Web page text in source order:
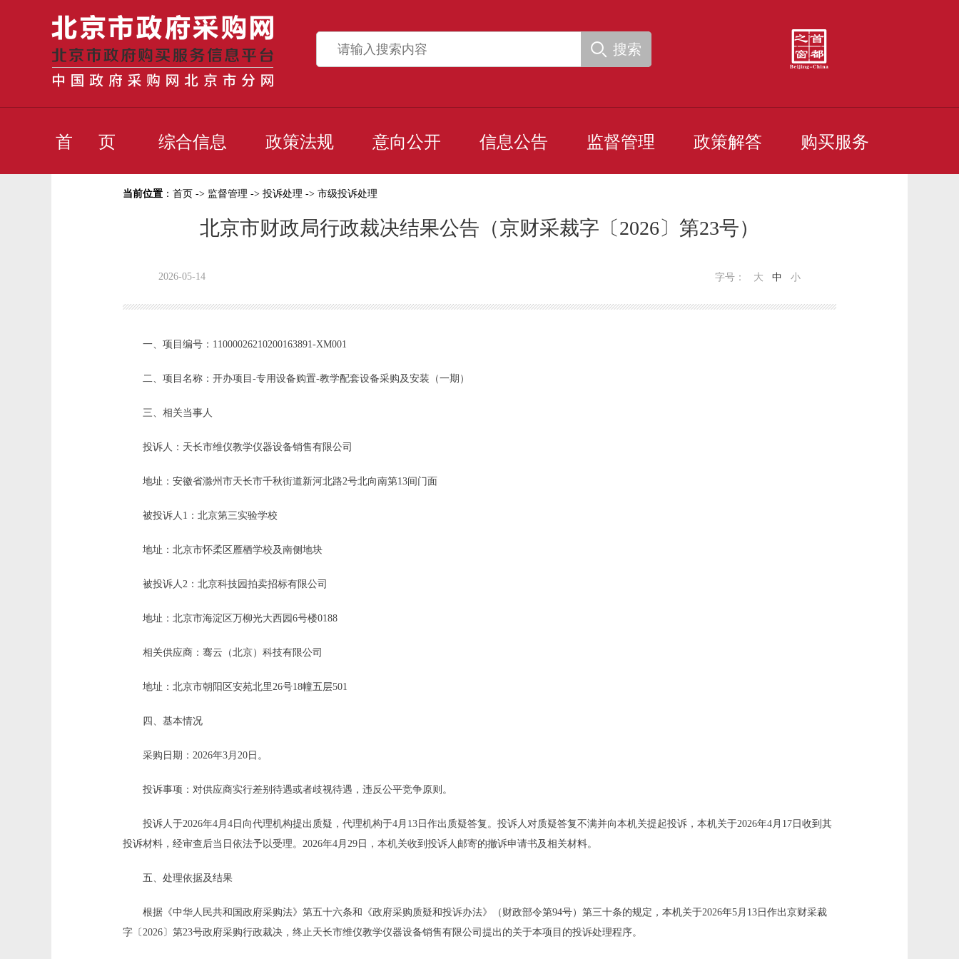
搜索
首 页 综合信息 政策法规 意向公开 信息公告 监督管理 政策解答 购买服务
当前位置 ： 首页 -> 监督管理 -> 投诉处理 -> 市级投诉处理
北京市财政局行政裁决结果公告（京财采裁字〔2026〕第23号）
2026-05-14 字号： 大 中 小
一、 项目编号： 11000026210200163891-XM001
二、 项目名称： 开办项目 -专用设备购置-教学配套设备采购及安装（一期）
三、相关当事人
投诉人： 天长市维仪教学仪器设备销售有限公司
地址： 安徽省滁州市天长市千秋街道新河北路2号北向南第13间门面
被投诉人 1：北京第三实验学校
地址：北京市怀柔区雁栖学校及南侧地块
被投诉人2： 北京科技园拍卖招标有限公司
地址： 北京市海淀区万柳光大西园 6号楼0188
相关供应商：骞云（北京）科技有限公司
地址：北京市朝阳区安苑北里26号18幢五层501
四 、基本情况
采购日期： 2026年3月 20 日 。
投诉事项：对供应商实行差别待遇或者歧视待遇 ，违反公平竞争原则 。
投诉人于2026年4月4日向代理机构提出质疑，代理机构于4月13日作出质疑答复。投诉人对质疑答复不满并向本机关提起投诉，本机关于2026年4月17日收到其
投诉材料，经审查后当日依法予以受理。 2026年4月29日，本机关收到投诉人邮寄的撤诉申请书及相关材料。
五、处理依据及结果
根据《中华人民共和国政府采购法》第五十六条和《政府采购质疑和投诉办法》（财政部令第94号）第三十条的规定， 本机关于2026年5月 13 日作出京财采裁
字〔 2026 〕第23号政府采购行政裁决 ， 终止天长市维仪教学仪器设备销售有限公司提出的关于本项目的投诉处理程序。